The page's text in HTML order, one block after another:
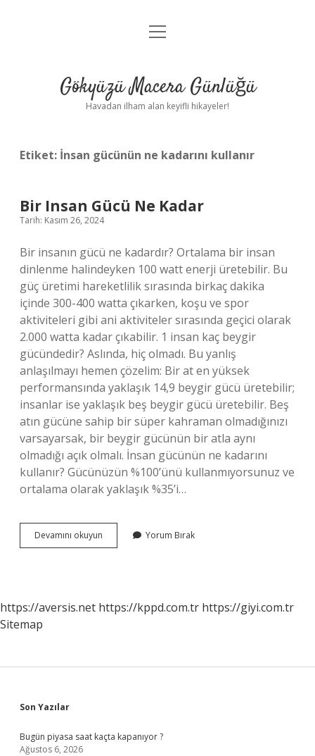
Anasayfa
Yasal Uyarı
menüyü
Gökyüzü Macera Günlüğü
Havadan ilham alan keyifli hikayeler!
Etiket: İnsan gücünün ne kadarını kullanır
Bir Insan Gücü Ne Kadar
Tarih: Kasım 26, 2024
Bir insanın gücü ne kadardır? Ortalama bir insan
dinlenme halindeyken 100 watt enerji üretebilir. Bu
güç üretimi hareketlilik sırasında birkaç dakika
içinde 300-400 watta çıkarken, koşu ve spor
aktiviteleri gibi ani aktiviteler sırasında geçici olarak
2.000 watta kadar çıkabilir. 1 insan kaç beygir
gücündedir? Aslında, hiç olmadı. Bu yanlış
anlaşılmayı hemen çözelim: Bir at en yüksek
performansında yaklaşık 14,9 beygir gücü üretebilir;
insanlar ise yaklaşık beş beygir gücü üretebilir. Beş
atın gücüne sahip bir süper kahraman olmadığınızı
varsayarsak, bir beygir gücünün bir atla aynı
olmadığı açık olmalı. İnsan gücünün ne kadarını
kullanır? Gücünüzün %100’ünü kullanmıyorsunuz ve
ortalama olarak yaklaşık %35’i…
Devamını okuyun
Insan
Yorum Bırak
https://aversis.net https://kppd.com.tr https://giyi.com.tr
Sitemap
Sidebar
Son Yazılar
Bugün piyasa saat kaçta kapanıyor ?
Ağustos 6, 2026